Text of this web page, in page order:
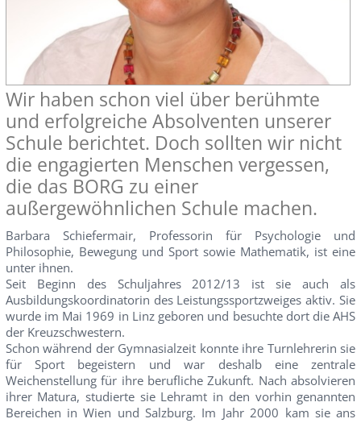
Wir haben schon viel über berühmte
und erfolgreiche Absolventen unserer
Schule berichtet. Doch sollten wir nicht
die engagierten Menschen vergessen,
die das BORG zu einer
außergewöhnlichen Schule machen.
Barbara Schiefermair, Professorin für Psychologie und
Philosophie, Bewegung und Sport sowie Mathematik, ist eine
unter ihnen.
Seit Beginn des Schuljahres 2012/13 ist sie auch als
Ausbildungskoordinatorin des Leistungssportzweiges aktiv. Sie
wurde im Mai 1969 in Linz geboren und besuchte dort die AHS
der Kreuzschwestern.
Schon während der Gymnasialzeit konnte ihre Turnlehrerin sie
für Sport begeistern und war deshalb eine zentrale
Weichenstellung für ihre berufliche Zukunft. Nach absolvieren
ihrer Matura, studierte sie Lehramt in den vorhin genannten
Bereichen in Wien und Salzburg. Im Jahr 2000 kam sie ans